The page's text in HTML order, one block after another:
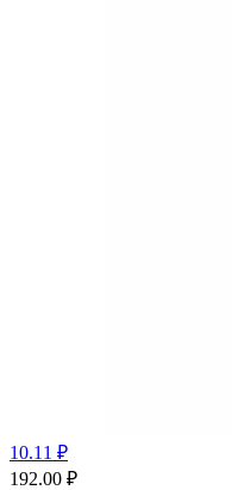
10.11 ₽
192.00 ₽